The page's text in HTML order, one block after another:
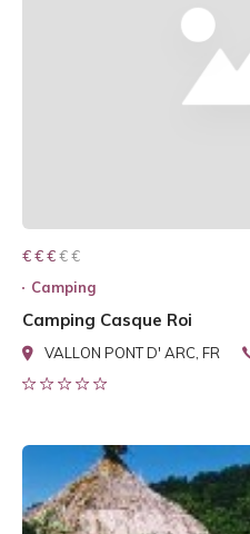
€ € € € €
€ € €
Camping
Camping Casque Roi
VALLON PONT D' ARC, FR